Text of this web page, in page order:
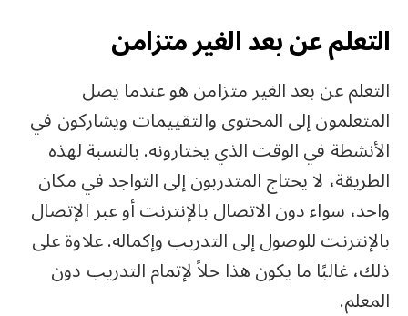
التعلم عن بعد الغير متزامن
التعلم عن بعد الغير متزامن هو عندما يصل
المتعلمون إلى المحتوى والتقييمات ويشاركون في
الأنشطة في الوقت الذي يختارونه. بالنسبة لهذه
الطريقة، لا يحتاج المتدربون إلى التواجد في مكان
واحد، سواء دون الاتصال بالإنترنت أو عبر الإتصال
بالإنترنت للوصول إلى التدريب وإكماله. علاوة على
ذلك، غالبًا ما يكون هذا حلاً لإتمام التدريب دون
المعلم.